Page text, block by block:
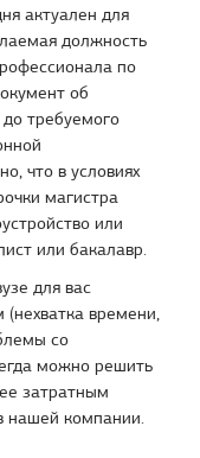
актуален для
должность
по
об
требуемого
что в условиях
магистра
или
или бакалавр.
для вас
времени,
со
можно решить
затратным
нашей компании.